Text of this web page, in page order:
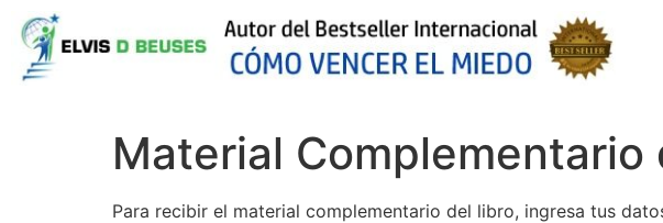
Material Complementario
Para recibir el material complementario del libro, ingresa tus